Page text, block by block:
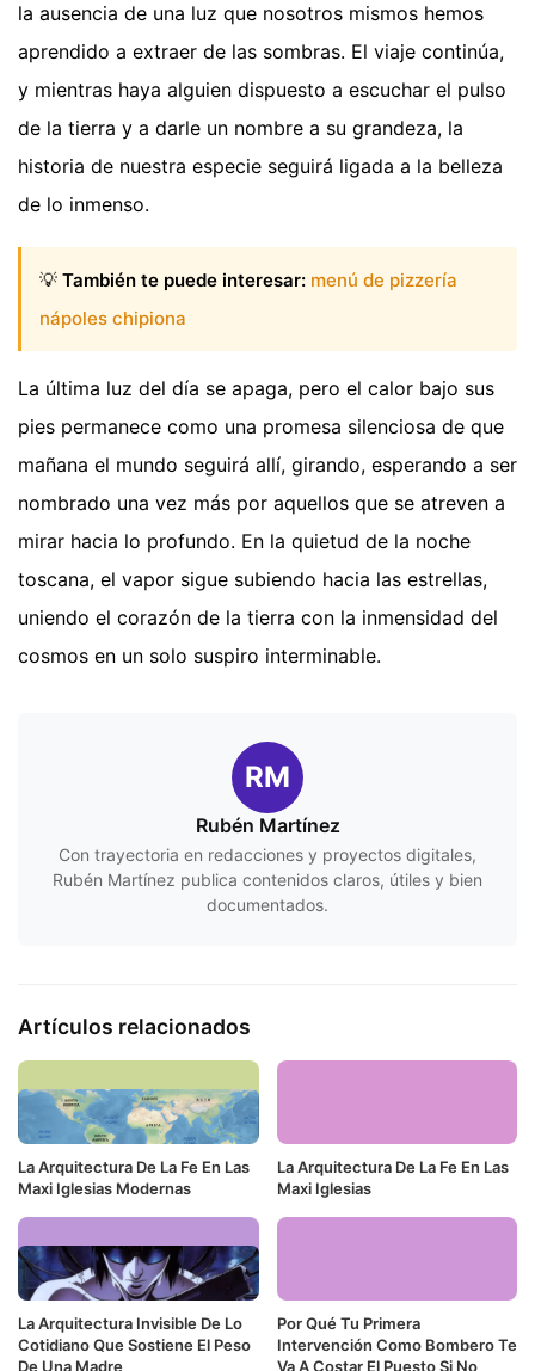
la ausencia de una luz que nosotros mismos hemos
aprendido a extraer de las sombras. El viaje continúa,
y mientras haya alguien dispuesto a escuchar el pulso
de la tierra y a darle un nombre a su grandeza, la
historia de nuestra especie seguirá ligada a la belleza
de lo inmenso.
💡 También te puede interesar: menú de pizzería
nápoles chipiona
La última luz del día se apaga, pero el calor bajo sus
pies permanece como una promesa silenciosa de que
mañana el mundo seguirá allí, girando, esperando a ser
nombrado una vez más por aquellos que se atreven a
mirar hacia lo profundo. En la quietud de la noche
toscana, el vapor sigue subiendo hacia las estrellas,
uniendo el corazón de la tierra con la inmensidad del
cosmos en un solo suspiro interminable.
RM
Rubén Martínez
Con trayectoria en redacciones y proyectos digitales,
Rubén Martínez publica contenidos claros, útiles y bien
documentados.
Artículos relacionados
La Arquitectura De La Fe En Las
Maxi Iglesias Modernas
La Arquitectura De La Fe En Las
Maxi Iglesias
La Arquitectura Invisible De Lo
Cotidiano Que Sostiene El Peso
De Una Madre
Por Qué Tu Primera
Intervención Como Bombero Te
Va A Costar El Puesto Si No